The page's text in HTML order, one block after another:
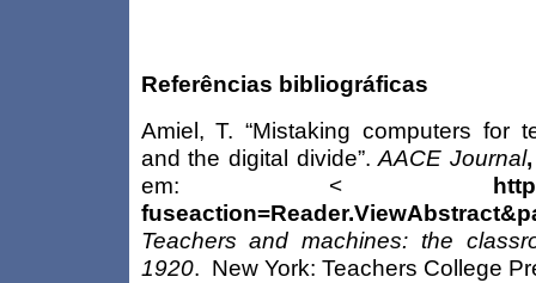
Referências bibliográficas
Amiel, T. “Mistaking computers for
and the digital divide”.AACE Journal
em: <
Teachers and machines: the
1920. New York: Teachers College